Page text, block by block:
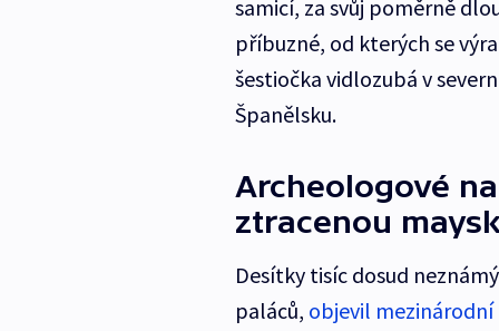
samicí, za svůj poměrně
příbuzné, od kterých se
šestiočka vidlozubá v
Španělsku.
Archeologové
ztracenou
Desítky tisíc dosud
paláců, objevil mezinárodní